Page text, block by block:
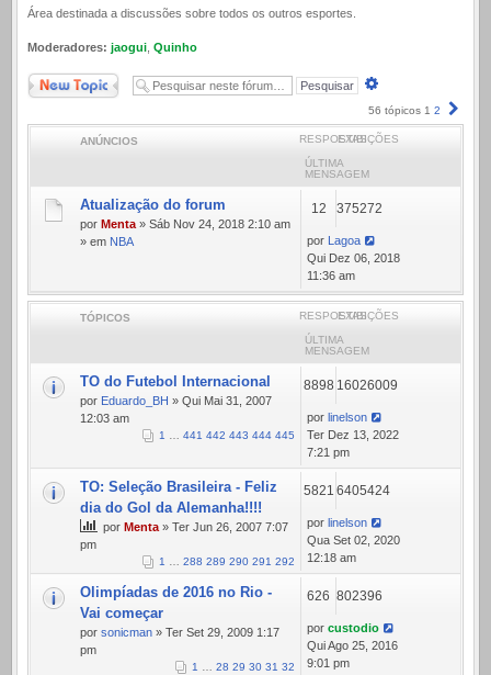
Área destinada a discussões sobre todos os outros esportes.
Moderadores: jaogui Quinho
Novo Tópico
56 tópicos 1 2
ANÚNCIOS RESPOSTASEXIBIÇÕES
ÚLTIMA
MENSAGEM
Atualização do forum
por Menta » Sáb Nov 24, 2018 2:10 am
» em NBA
12 375272
por
Lagoa
Qui Dez 06, 2018
11:36 am
TÓPICOS RESPOSTASEXIBIÇÕES
ÚLTIMA
MENSAGEM
TO do Futebol Internacional
por Eduardo_BH » Qui Mai 31, 2007
12:03 am
1 … 441 442 443 444 445
8898 16026009
por linelson
Ter Dez 13, 2022
7:21 pm
TO: Seleção Brasileira - Feliz
dia do Gol da Alemanha!!!!
por Menta » Ter Jun 26, 2007 7:07
pm
1 … 288 289 290 291 292
5821 6405424
por linelson
Qua Set 02, 2020
12:18 am
Olimpíadas de 2016 no Rio -
Vai começar
por sonicman » Ter Set 29, 2009 1:17
pm
1 … 28 29 30 31 32
626 802396
por custodio
Qui Ago 25, 2016
9:01 pm